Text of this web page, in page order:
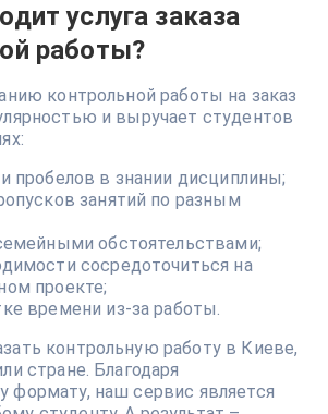
услуга заказа
работы?
контрольной работы на заказ
и выручает студентов
пробелов в знании дисциплины;
занятий по разным
обстоятельствами;
сосредоточиться на
проекте;
времени из-за работы.
контрольную работу в Киеве,
стране. Благодаря
формату, наш сервис является